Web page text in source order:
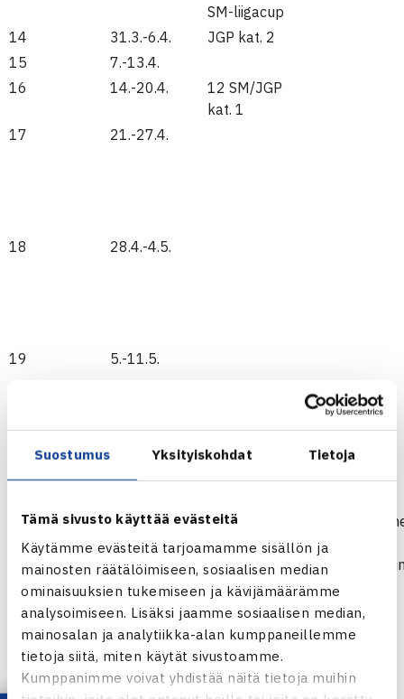
Suostumus Yksityiskohdat Tietoja
Tämä sivusto käyttää evästeitä
Käytämme evästeitä tarjoamamme sisällön ja
mainosten räätälöimiseen, sosiaalisen median
ominaisuuksien tukemiseen ja kävijämäärämme
analysoimiseen. Lisäksi jaamme sosiaalisen median,
mainosalan ja analytiikka-alan kumppaneillemme
tietoja siitä, miten käytät sivustoamme.
Kumppanimme voivat yhdistää näitä tietoja muihin
SM-liigacup
14
31.3.-6.4.
JGP kat. 2
15
7.-13.4.
16
14.-20.4.
12 SM/JGP
kat. 1
17
21.-27.4.
18 28.4.-4.5.
19 5.-11.5.
12.-18.5.
JGP kat. 1
22 26.5.-1.6.
U12
Cup suorat
23 2.-8.6.